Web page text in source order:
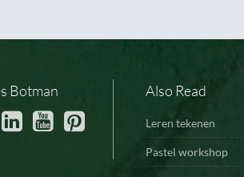
Botman Also Read
Leren tekenen
Pastel workshop